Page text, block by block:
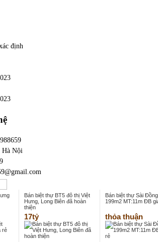
định
Hà Nội
Bán biệt thự BT5 đô thị Việt
Hưng, Long Biên đã hoàn
thiện
17tỷ
Bán biệt thự Sài Đồng
199m2 MT:11m ĐB
thỏa thuận